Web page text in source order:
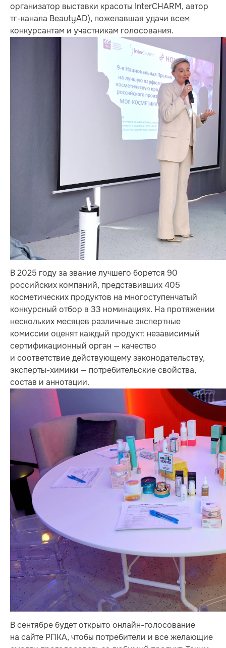
организатор выставки красоты InterCHARM, автор
тг-канала BeautyAD), пожелавшая удачи всем
конкурсантам и участникам голосования.
В 2025 году за звание лучшего борется 90
российских компаний, представивших 405
косметических продуктов на многоступенчатый
конкурсный отбор в 33 номинациях. На протяжении
нескольких месяцев различные экспертные
комиссии оценят каждый продукт: независимый
сертификационный орган — качество
и соответствие действующему законодательству,
эксперты-химики — потребительские свойства,
состав и аннотации.
В сентябре будет открыто онлайн-голосование
на сайте РПКА, чтобы потребители и все желающие